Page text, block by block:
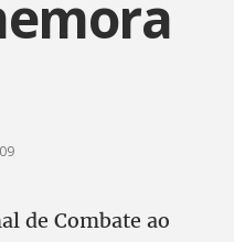
de Combate ao